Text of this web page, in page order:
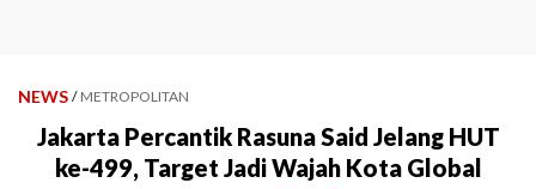
NEWS / METROPOLITAN
Jakarta Percantik Rasuna Said Jelang HUT
ke-499, Target Jadi Wajah Kota Global